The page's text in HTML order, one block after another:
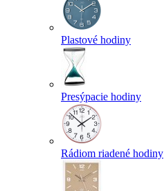
Plastové hodiny
Presýpacie hodiny
Rádiom riadené hodiny